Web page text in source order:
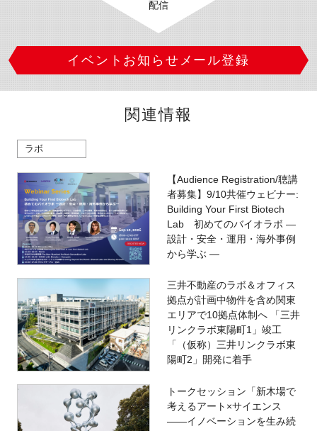
配信
イベントお知らせメール登録
関連情報
ラボ
【Audience Registration/聴講
者募集】9/10共催ウェビナー:
Building Your First Biotech
Lab 初めてのバイオラボ ―
設計・安全・運用・海外事例
から学ぶ ―
三井不動産のラボ＆オフィス
拠点が計画中物件を含め関東
エリアで10拠点体制へ 「三井
リンクラボ東陽町1」竣工
「（仮称）三井リンクラボ東
陽町2」開発に着手
トークセッション「新木場で
考えるアート×サイエンス
――イノベーションを生み続